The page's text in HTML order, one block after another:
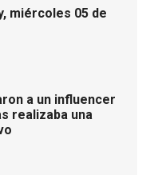
miércoles 05 de
a un influencer
realizaba una